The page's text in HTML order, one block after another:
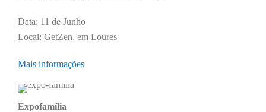
Data: 11 de Junho
Local: GetZen, em Loures
Mais informações
Expofamília